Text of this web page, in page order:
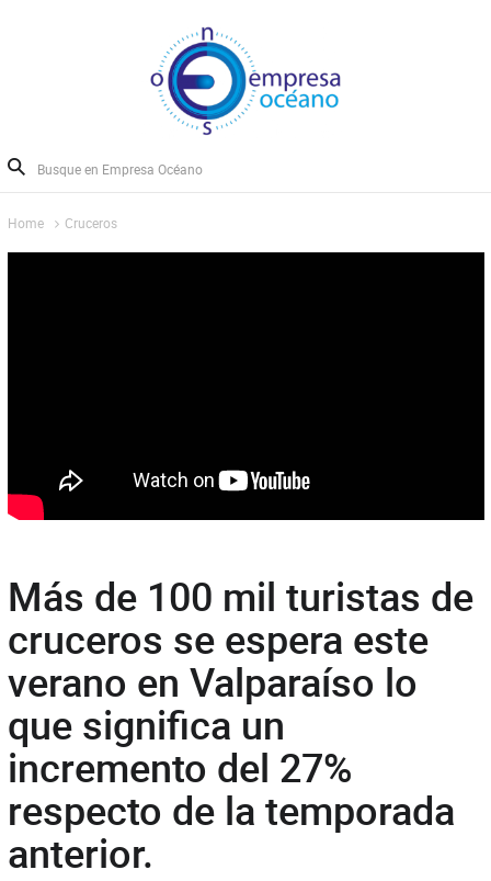
Home Cruceros
Más de 100 mil turistas de
cruceros se espera este
verano en Valparaíso lo
que significa un
incremento del 27%
respecto de la temporada
anterior.